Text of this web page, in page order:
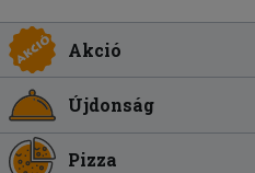
Akció
Újdonság
Pizza